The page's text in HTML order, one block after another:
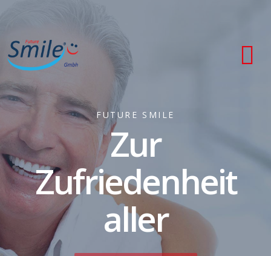
FUTURE SMILE
Zur
Zufriedenheit
aller